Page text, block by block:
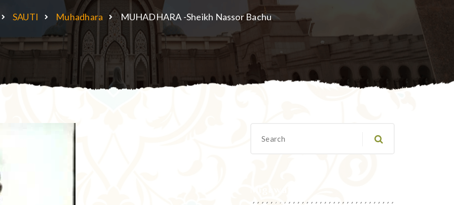
SAUTI Muhadhara MUHADHARA -Sheikh Nassor Bachu